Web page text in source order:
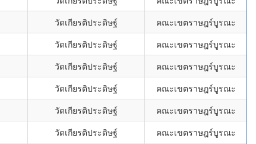
วัดเกียรติประดิษฐ์
คณะเขตราษฎร์บูรณะ
วัดเกียรติประดิษฐ์
คณะเขตราษฎร์บูรณะ
วัดเกียรติประดิษฐ์
คณะเขตราษฎร์บูรณะ
วัดเกียรติประดิษฐ์
คณะเขตราษฎร์บูรณะ
วัดเกียรติประดิษฐ์
คณะเขตราษฎร์บูรณะ
วัดเกียรติประดิษฐ์ คณะเขตราษฎร์บูรณะ